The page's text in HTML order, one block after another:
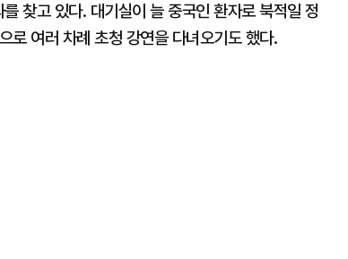
찾고 있다. 대기실이 늘 중국인 환자로 북적일 정
로 여러 차례 초청 강연을 다녀오기도 했다.